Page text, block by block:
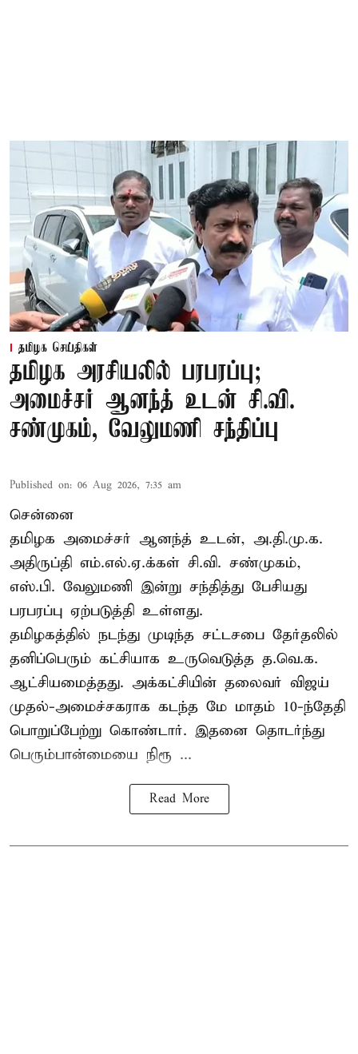
தமிழக செய்திகள்
தமிழக அரசியலில் பரபரப்பு;
அமைச்சர் ஆனந்த் உடன் சி.வி.
சண்முகம், வேலுமணி சந்திப்பு
Published on: 06 Aug 2026, 7:35 am
சென்னை
தமிழக அமைச்சர் ஆனந்த் உடன், அ.தி.மு.க.
அதிருப்தி எம்.எல்.ஏ.க்கள் சி.வி. சண்முகம்,
எஸ்.பி. வேலுமணி இன்று சந்தித்து பேசியது
பரபரப்பு ஏற்படுத்தி உள்ளது.
தமிழகத்தில் நடந்து முடிந்த சட்டசபை தேர்தலில்
தனிப்பெரும் கட்சியாக உருவெடுத்த த.வெ.க.
ஆட்சியமைத்தது. அக்கட்சியின் தலைவர் விஜய்
முதல்-அமைச்சகராக கடந்த மே மாதம் 10-ந்தேதி
பொறுப்பேற்று கொண்டார். இதனை தொடர்ந்து
பெரும்பான்மையை நிரூ ...
Read More